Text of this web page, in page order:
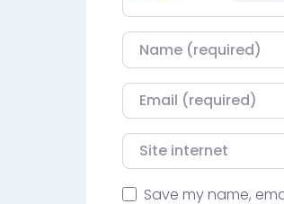
Nom
Courriel
Site internet
Save my name,